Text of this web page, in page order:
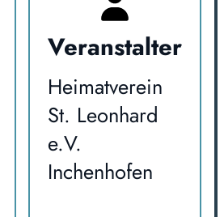
Veranstalter
Heimatverein
St. Leonhard
e.V.
Inchenhofen